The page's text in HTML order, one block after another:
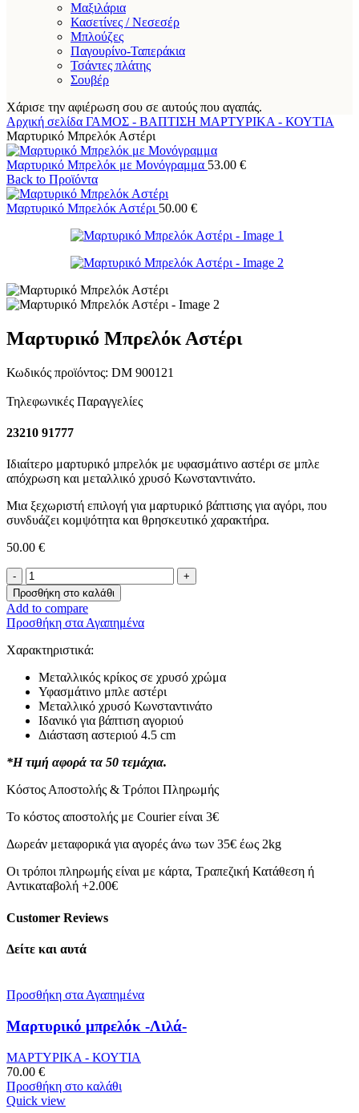
Μαξιλάρια
Κασετίνες / Νεσεσέρ
Μπλούζες
Παγουρίνο-Ταπεράκια
Τσάντες πλάτης
Σουβέρ
Χάρισε την αφιέρωση σου σε αυτούς που αγαπάς.
Αρχική σελίδα ΓΑΜΟΣ - ΒΑΠΤΙΣΗ ΜΑΡΤΥΡΙΚΑ - ΚΟΥΤΙΑ
Μαρτυρικό Μπρελόκ Αστέρι
Μαρτυρικό Μπρελόκ με Μονόγραμμα 53.00 €
Back to Προϊόντα
Μαρτυρικό Μπρελόκ Αστέρι 50.00 €
Μαρτυρικό Μπρελόκ Αστέρι
Κωδικός προϊόντος: DM 900121
Τηλεφωνικές Παραγγελίες
23210 91777
Ιδιαίτερο μαρτυρικό μπρελόκ με υφασμάτινο αστέρι σε μπλε
απόχρωση και μεταλλικό χρυσό Κωνσταντινάτο.
Μια ξεχωριστή επιλογή για μαρτυρικό βάπτισης για αγόρι, που
συνδυάζει κομψότητα και θρησκευτικό χαρακτήρα.
50.00 €
Μαρτυρικό
Μπρελόκ
Αστέρι
ποσότητα
Προσθήκη στο καλάθι
Add to compare
Προσθήκη στα Αγαπημένα
Χαρακτηριστικά:
Μεταλλικός κρίκος σε χρυσό χρώμα
Υφασμάτινο μπλε αστέρι
Μεταλλικό χρυσό Κωνσταντινάτο
Ιδανικό για βάπτιση αγοριού
Διάσταση αστεριού 4.5 cm
*Η τιμή αφορά τα 50 τεμάχια.
Κόστος Αποστολής & Τρόποι Πληρωμής
Το κόστος αποστολής με Courier είναι 3€
Δωρεάν μεταφορικά για αγορές άνω των 35€ έως 2kg
Οι τρόποι πληρωμής είναι με κάρτα, Τραπεζική Κατάθεση ή
Αντικαταβολή +2.00€
Customer Reviews
Δείτε και αυτά
Προσθήκη στα Αγαπημένα
Μαρτυρικό μπρελόκ -Λιλά-
ΜΑΡΤΥΡΙΚΑ - ΚΟΥΤΙΑ
70.00 €
Προσθήκη στο καλάθι
Quick view